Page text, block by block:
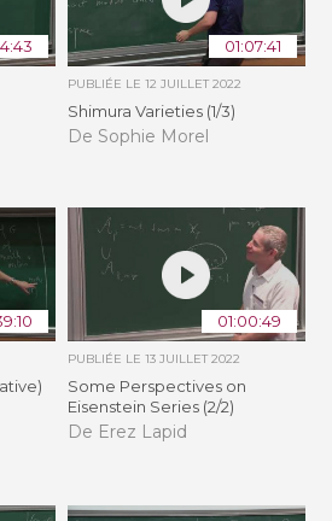
01:07:41
PUBLIÉE LE 12 JUILLET 2022
Shimura Varieties (1/3)
De Sophie Morel
01:00:49
PUBLIÉE LE 13 JUILLET 2022
Some Perspectives on
Eisenstein Series (2/2)
De Erez Lapid